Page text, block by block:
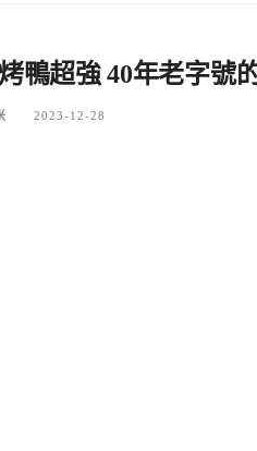
鴨超強 40年老字號
2023-12-28